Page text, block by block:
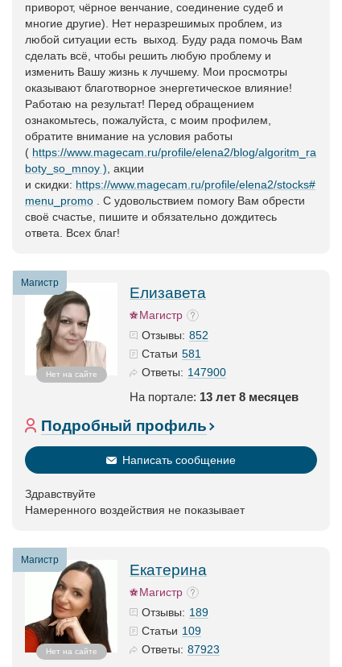
приворот, чёрное венчание, соединение судеб и
многие другие). Нет неразрешимых проблем, из
любой ситуации есть выход. Буду рада помочь Вам
сделать всё, чтобы решить любую проблему и
изменить Вашу жизнь к лучшему. Мои просмотры
оказывают благотворное энергетическое влияние!
Работаю на результат! Перед обращением
ознакомьтесь, пожалуйста, с моим профилем,
обратите внимание на условия работы
( https://www.magecam.ru/profile/elena2/blog/algoritm_ra
boty_so_mnoy ) , акции
и скидки: https://www.magecam.ru/profile/elena2/stocks#
menu_promo . С удовольствием помогу Вам обрести
своё счастье, пишите и обязательно дождитесь
ответа. Всех благ!
Магистр
Нет на сайте
Елизавета
Магистр
Отзывы: 852
Статьи 581
Ответы: 147900
На портале: 13 лет 8 месяцев
Подробный профиль
Написать сообщение
Здравствуйте
Намеренного воздействия не показывает
Магистр
Нет на сайте
Екатерина
Магистр
Отзывы: 189
Статьи 109
Ответы: 87923